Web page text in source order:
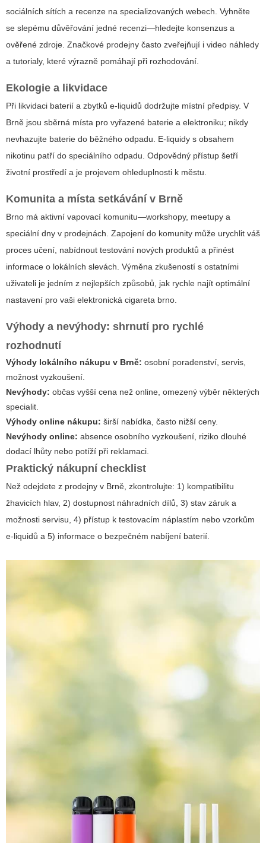
sociálních sítích a recenze na specializovaných webech. Vyhněte
se slepému důvěřování jedné recenzi—hledejte konsenzus a
ověřené zdroje. Značkové prodejny často zveřejňují i video náhledy
a tutorialy, které výrazně pomáhají při rozhodování.
Ekologie a likvidace
Při likvidaci baterií a zbytků e-liquidů dodržujte místní předpisy. V
Brně jsou sběrná místa pro vyřazené baterie a elektroniku; nikdy
nevhazujte baterie do běžného odpadu. E-liquidy s obsahem
nikotinu patří do speciálního odpadu. Odpovědný přístup šetří
životní prostředí a je projevem ohleduplnosti k městu.
Komunita a místa setkávání v Brně
Brno má aktivní vapovací komunitu—workshopy, meetupy a
speciální dny v prodejnách. Zapojení do komunity může urychlit váš
proces učení, nabídnout testování nových produktů a přinést
informace o lokálních slevách. Výměna zkušeností s ostatními
uživateli je jedním z nejlepších způsobů, jak rychle najít optimální
nastavení pro vaši elektronická cigareta brno
Výhody a nevýhody: shrnutí pro rychlé
rozhodnutí
Výhody lokálního nákupu v Brně: osobní poradenství, servis,
možnost vyzkoušení.
Nevýhody: občas vyšší cena než online, omezený výběr některých
specialit.
Výhody online nákupu: širší nabídka, často nižší ceny.
Nevýhody online: absence osobního vyzkoušení, riziko dlouhé
dodací lhůty nebo potíží při reklamaci.
Praktický nákupní checklist
Než odejdete z prodejny v Brně, zkontrolujte: 1) kompatibilitu
žhavicích hlav, 2) dostupnost náhradních dílů, 3) stav záruk a
možnosti servisu, 4) přístup k testovacím náplastím nebo vzorkům
e-liquidů a 5) informace o bezpečném nabíjení baterií.